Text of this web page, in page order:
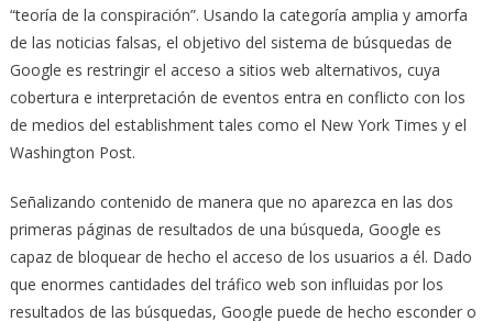
“teoría de la conspiración”. Usando la categoría amplia y amorfa
de las noticias falsas, el objetivo del sistema de búsquedas de
Google es restringir el acceso a sitios web alternativos, cuya
cobertura e interpretación de eventos entra en conflicto con los
de medios del establishment tales como el New York Times y el
Washington Post.
Señalizando contenido de manera que no aparezca en las dos
primeras páginas de resultados de una búsqueda, Google es
capaz de bloquear de hecho el acceso de los usuarios a él. Dado
que enormes cantidades del tráfico web son influidas por los
resultados de las búsquedas, Google puede de hecho esconder o